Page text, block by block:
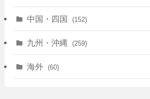
(35)
(30)
(72)
(14)
(83)
(11)
(78)
(39)
(25)
中国・四国 (152)
(7)
(39)
九州・沖縄 (259)
(28)
海外 (60)